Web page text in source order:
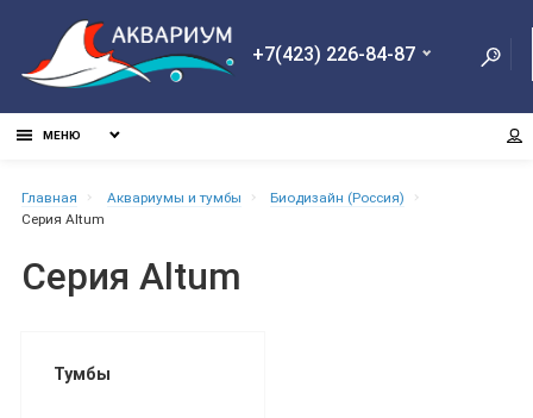
+7(423) 226-84-87
МЕНЮ
Главная Aквариумы и тумбы
Биодизайн (Россия)
Серия Altum
Серия Altum
Тумбы